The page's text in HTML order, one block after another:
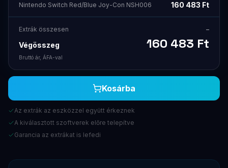
Nintendo Switch Red/Blue Joy-Con NSH006 160 483 Ft
Extrák összesen –
Végösszeg 160 483 Ft
Bruttó ár, ÁFA-val
Kosárba
Az extrák az eszközzel együtt érkeznek
A kiválasztott szoftverek előre telepítve
Garancia az extrákat is lefedi